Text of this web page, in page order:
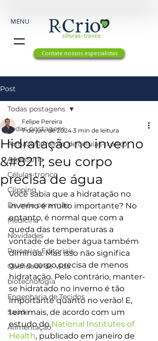
MENU
Contate nossos especialistas
Post
Todas postagens
Armazenamento de células-tronco
Assessoria
Células-tronco
Clipping
De mãe para mãe
Medicina
Novidades
Parcerias Editoriais
Qualidade de Vida
biotecnologia
Engenharia de Tecidos
Saúde
Alimentação
Todas postagens
Hidratação no inverno
&#8211; seu corpo
precisa de água
Felipe Pereira
7 de jun. de 2024 3 min de leitura
Você sabia que a hidratação no
inverno é muito importante? No
entanto, é normal que com a
queda das temperaturas a
vontade de beber água também
diminua. Mas isso não significa
que o corpo precisa de menos
hidratação. Pelo contrário, manter-
se hidratado no inverno é tão
importante quanto no verão! E,
tem mais, de acordo com um
estudo do National Institutes of
Health, publicado em janeiro de